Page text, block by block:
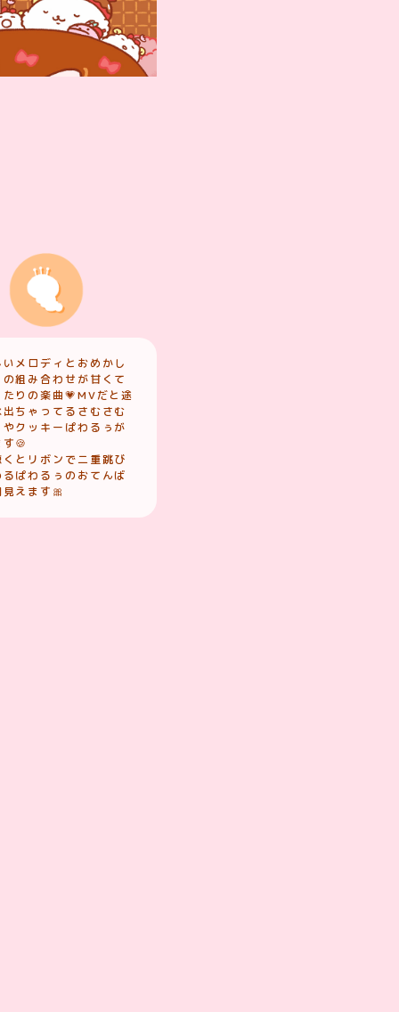
メロディとおめかし
組み合わせが甘くて
りの楽曲💗MVだと途
ちゃってるさむさむ
クッキーぱわるぅが
🍪
とリボンで二重跳び
ぱわるぅのおてんば
えます🎀